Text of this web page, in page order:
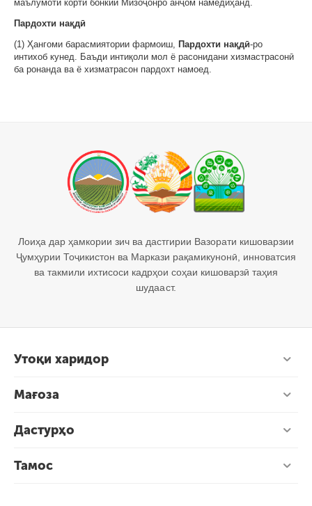
маълумоти корти бонкии Мизоҷонро анҷом намедиҳанд.
Пардохти нақдӣ
(1) Ҳангоми барасмиятории фармоиш, Пардохти нақдӣ-ро
интихоб кунед. Баъди интиқоли мол ё расонидани хизмастрасонӣ
ба ронанда ва ё хизматрасон пардохт намоед.
Лоиҳа дар ҳамкории зич ва дастгирии Вазорати кишоварзии
Ҷумҳурии Тоҷикистон ва Маркази рақамикунонӣ, инноватсия
ва такмили ихтисоси кадрҳои соҳаи кишоварзӣ таҳия
шудааст.
Утоқи харидор
Мағоза
Дастурҳо
Тамос